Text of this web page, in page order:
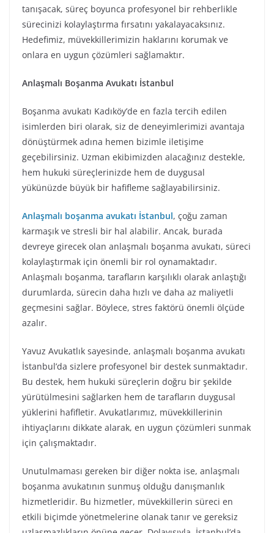
tanışacak, süreç boyunca profesyonel bir rehberlikle
sürecinizi kolaylaştırma fırsatını yakalayacaksınız.
Hedefimiz, müvekkillerimizin haklarını korumak ve
onlara en uygun çözümleri sağlamaktır.
Anlaşmalı Boşanma Avukatı İstanbul
Boşanma avukatı Kadıköy’de en fazla tercih edilen
isimlerden biri olarak, siz de deneyimlerimizi avantaja
dönüştürmek adına hemen bizimle iletişime
geçebilirsiniz. Uzman ekibimizden alacağınız destekle,
hem hukuki süreçlerinizde hem de duygusal
yükünüzde büyük bir hafifleme sağlayabilirsiniz.
Anlaşmalı boşanma avukatı İstanbul, çoğu zaman
karmaşık ve stresli bir hal alabilir. Ancak, burada
devreye girecek olan anlaşmalı boşanma avukatı, süreci
kolaylaştırmak için önemli bir rol oynamaktadır.
Anlaşmalı boşanma, tarafların karşılıklı olarak anlaştığı
durumlarda, sürecin daha hızlı ve daha az maliyetli
geçmesini sağlar. Böylece, stres faktörü önemli ölçüde
azalır.
Yavuz Avukatlık sayesinde, anlaşmalı boşanma avukatı
İstanbul’da sizlere profesyonel bir destek sunmaktadır.
Bu destek, hem hukuki süreçlerin doğru bir şekilde
yürütülmesini sağlarken hem de tarafların duygusal
yüklerini hafifletir. Avukatlarımız, müvekkillerinin
ihtiyaçlarını dikkate alarak, en uygun çözümleri sunmak
için çalışmaktadır.
Unutulmaması gereken bir diğer nokta ise, anlaşmalı
boşanma avukatının sunmuş olduğu danışmanlık
hizmetleridir. Bu hizmetler, müvekkillerin süreci en
etkili biçimde yönetmelerine olanak tanır ve gereksiz